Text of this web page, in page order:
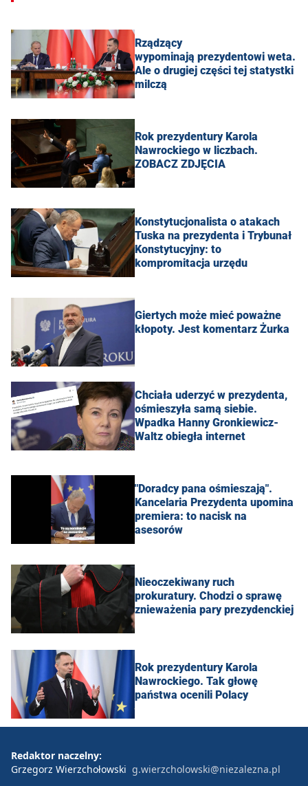
Rządzący
wypominają prezydentowi weta.
Ale o drugiej części tej statystki
milczą
Rok prezydentury Karola
Nawrockiego w liczbach.
ZOBACZ ZDJĘCIA
Konstytucjonalista o atakach
Tuska na prezydenta i Trybunał
Konstytucyjny: to
kompromitacja urzędu
Giertych może mieć poważne
kłopoty. Jest komentarz Żurka
Chciała uderzyć w prezydenta,
ośmieszyła samą siebie.
Wpadka Hanny Gronkiewicz-
Waltz obiegła internet
"Doradcy pana ośmieszają".
Kancelaria Prezydenta upomina
premiera: to nacisk na
asesorów
Nieoczekiwany ruch
prokuratury. Chodzi o sprawę
znieważenia pary prezydenckiej
Rok prezydentury Karola
Nawrockiego. Tak głowę
państwa ocenili Polacy
Redaktor naczelny:
Grzegorz Wierzchołowski g.wierzcholowski@niezalezna.pl